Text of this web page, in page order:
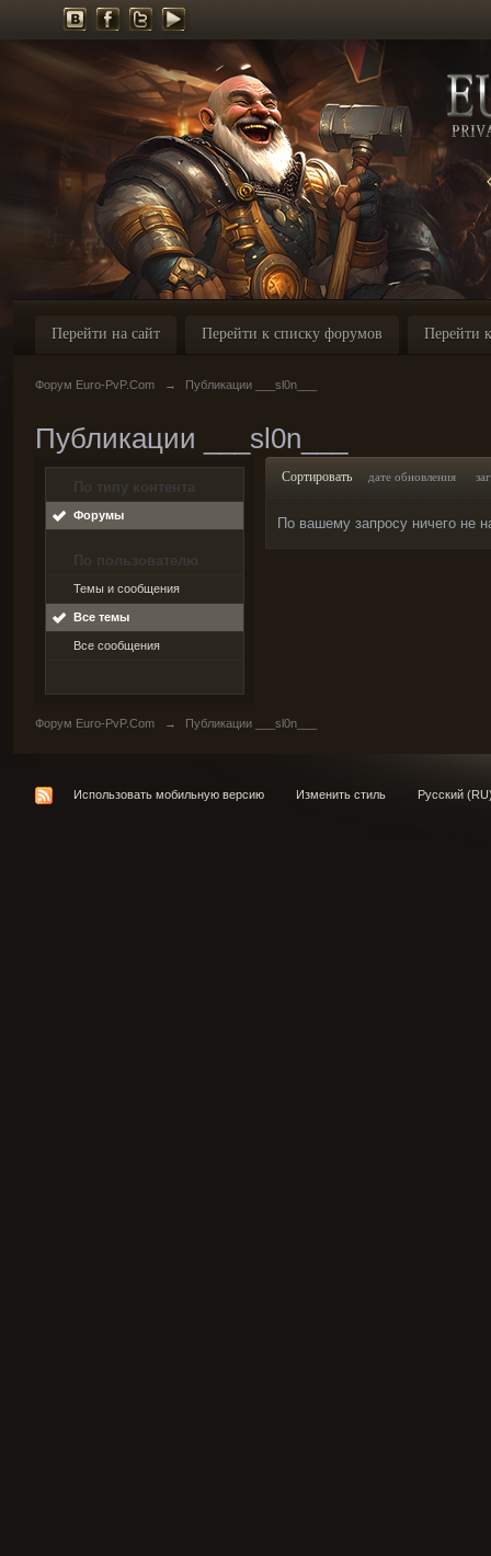
Перейти на сайт Перейти к списку форумов Перейти
Форум Euro-PvP.Com → Публикации ___sl0n___
Публикации ___sl0n___
По типу контента
Форумы
По пользователю
Темы и сообщения
Все темы
Все сообщения
Сортировать дате обновления
По вашему запросу ничего не
Форум Euro-PvP.Com → Публикации ___sl0n___
Использовать мобильную версию Изменить стиль Русский